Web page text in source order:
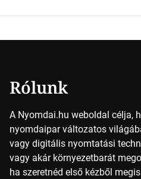
Rólunk
A Nyomdai.hu weboldal célja,
nyomdaipar változatos
vagy digitális nyomtatási
vagy akár környezetbarát
ha szeretnéd első kézből